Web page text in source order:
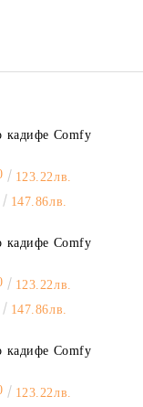
кадифе Comfy
123.22лв.
147.86лв.
кадифе Comfy
123.22лв.
147.86лв.
кадифе Comfy
123.22лв.